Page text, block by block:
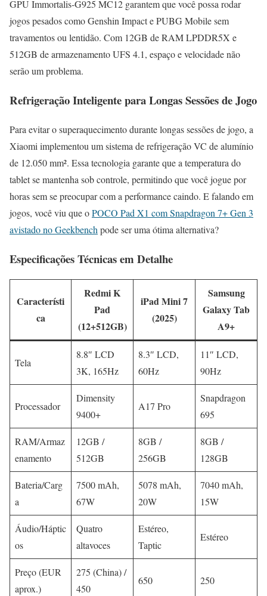
GPU Immortalis-G925 MC12 garantem que você possa rodar
jogos pesados como Genshin Impact e PUBG Mobile sem
travamentos ou lentidão. Com 12GB de RAM LPDDR5X e
512GB de armazenamento UFS 4.1, espaço e velocidade não
serão um problema.
Refrigeração Inteligente para Longas Sessões de Jogo
Para evitar o superaquecimento durante longas sessões de jogo, a
Xiaomi implementou um sistema de refrigeração VC de alumínio
de 12.050 mm². Essa tecnologia garante que a temperatura do
tablet se mantenha sob controle, permitindo que você jogue por
horas sem se preocupar com a performance caindo. E falando em
jogos, você viu que oPOCO Pad X1 com Snapdragon 7+ Gen 3
avistado no Geekbench pode ser uma ótima alternativa?
Especificações Técnicas em Detalhe
Característi
ca
Redmi K
Pad
(12+512GB)
iPad Mini 7
(2025)
Samsung
Galaxy Tab
A9+
Tela
8.8″ LCD
3K, 165Hz
8.3″ LCD,
60Hz
11″ LCD,
90Hz
Processador
Dimensity
9400+
A17 Pro
Snapdragon
695
RAM/Armaz
enamento
12GB /
512GB
8GB /
256GB
8GB /
128GB
Bateria/Carg
a
7500 mAh,
67W
5078 mAh,
20W
7040 mAh,
15W
Áudio/Háptic
os
Quatro
altavoces
Estéreo,
Taptic
Estéreo
Preço (EUR
aprox.)
275 (China) /
450
650 250